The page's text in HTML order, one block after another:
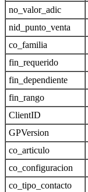
no_valor_adic
nid_punto_venta
co_familia
fin_requerido
fin_dependiente
fin_rango
ClientID
GPVersion
co_articulo
co_configuracion
co_tipo_contacto